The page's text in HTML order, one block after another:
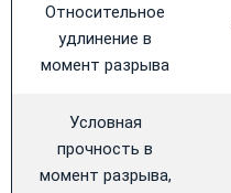
Относительное
удлинение в
момент разрыва
Условная
прочность в
момент разрыва,